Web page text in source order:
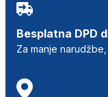
Besplatna DPD
Za manje